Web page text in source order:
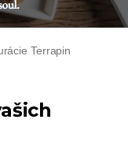
Terrapin